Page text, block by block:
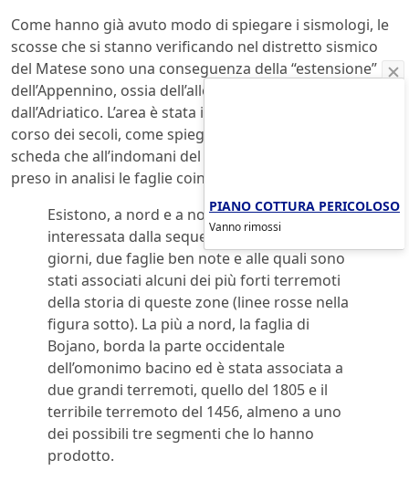
Come hanno già avuto modo di spiegare i sismologi, le
scosse che si stanno verificando nel distretto sismico
del Matese sono una conseguenza della “estensione”
dell’Appennino, ossia dell’allontanamento del Tirreno
dall’Adriatico. L’area è stata interessata da terremoti nel
corso dei secoli, come spiega l’INGV in una accurata
scheda che all’indomani del sisma del 29 dicembre ha
preso in analisi le faglie coinvolte:
Esistono, a nord e a nord-ovest dell’area
interessata dalla sequenza sismica di questi
giorni, due faglie ben note e alle quali sono
stati associati alcuni dei più forti terremoti
della storia di queste zone (linee rosse nella
figura sotto). La più a nord, la faglia di
Bojano, borda la parte occidentale
dell’omonimo bacino ed è stata associata a
due grandi terremoti, quello del 1805 e il
terribile terremoto del 1456, almeno a uno
dei possibili tre segmenti che lo hanno
prodotto.
PIANO COTTURA PERICOLOSO
Vanno rimossi